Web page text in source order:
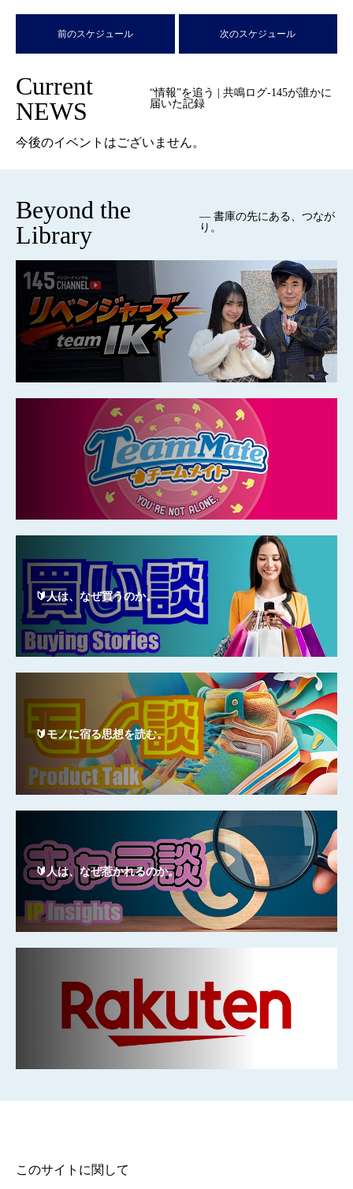
前のスケジュール 次のスケジュール
Current
NEWS
“情報”を追う | 共鳴ログ-145が誰かに
届いた記録
今後のイベントはございません。
Beyond the
Library
— 書庫の先にある、つなが
り。
🔰人は、なぜ買うのか。
🔰モノに宿る思想を読む。
🔰人は、なぜ惹かれるのか。
このサイトに関して